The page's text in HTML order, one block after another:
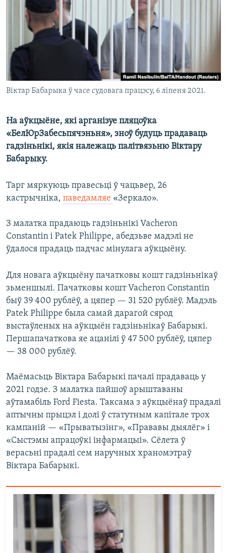
КУЛЬТУРА
КАЛЯНДАР
МОВА
НА ХВАЛЯХ СВАБОДЫ
Віктар Бабарыка ў часе судовага працэсу, 6 ліпеня 2021.
На аўкцыёне, які арганізуе пляцоўка
«БелЮрЗабесьпячэньня», зноў будуць прадаваць
гадзіньнікі, якія належаць палітвязьню Віктару
Бабарыку.
Тарг мяркуюць правесьці ў чацьвер, 26
кастрычніка, паведамляе «Зеркало».
З малатка прадаюць гадзіньнікі Vacheron
Constantin і Patek Philippe, абедзьве мадэлі не
ўдалося прадаць падчас мінулага аўкцыёну.
Для новага аўкцыёну пачатковы кошт гадзіньнікаў
зьменшылі. Пачатковы кошт Vacheron Constantin
быў 39 400 рублёў, а цяпер — 31 520 рублёў. Мадэль
Patek Philippe была самай дарагой сярод
выстаўленых на аўкцыён гадзіньнікаў Бабарыкі.
Першапачаткова яе ацанілі ў 47 500 рублёў, цяпер
— 38 000 рублёў.
Маёмасьць Віктара Бабарыкі пачалі прадаваць у
2021 годзе. З малатка пайшоў арыштаваны
аўтамабіль Ford Fiesta. Таксама з аўкцыёнаў прадалі
аптычны прыцэл і долі ў статутным капітале трох
кампаній — «Прыватызінг», «Прававы дыялёг» і
«Сыстэмы апрацоўкі інфармацыі». Сёлета ў
верасьні прадалі сем наручных храномэтраў
Віктара Бабарыкі.